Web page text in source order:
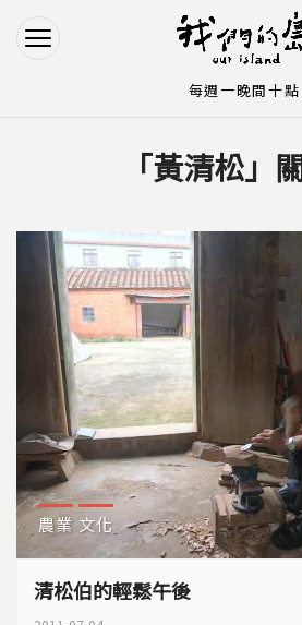
Jump to
Jump to Main
「黃清松」
農業 文化
清松伯的輕鬆午後
每週一晚間十點